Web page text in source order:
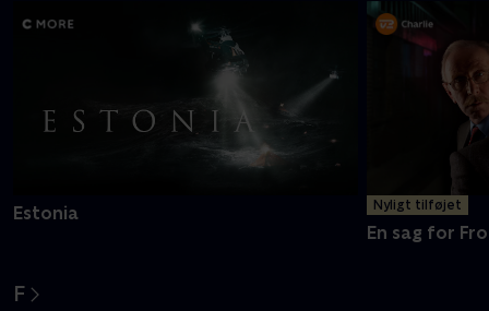
Estonia Nyligt tilføjet
En sag for
F